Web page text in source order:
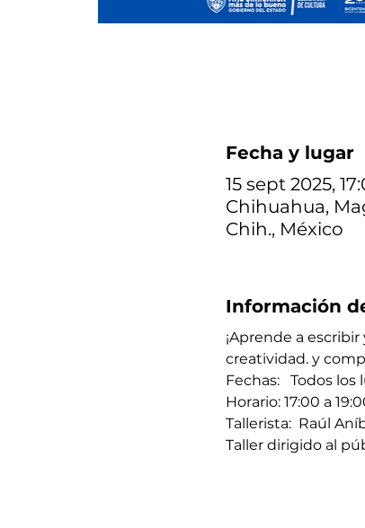
Fecha y lugar
15 sept 2025,
Chihuahua,
Chih., México
Información
¡Aprende a
creatividad. y
Fechas:   Todos
Horario: 17:00 a
Tallerista:  Raúl
Taller dirigido al